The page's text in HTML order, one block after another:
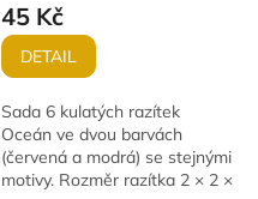
45 Kč
DETAIL
Sada 6 kulatých razítek
Oceán ve dvou barvách
(červená a modrá) se stejnými
motivy. Rozměr razítka 2 × 2 ×